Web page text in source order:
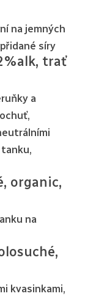
na jemných
síry
trať
a
organic,
na
kvasinkami,